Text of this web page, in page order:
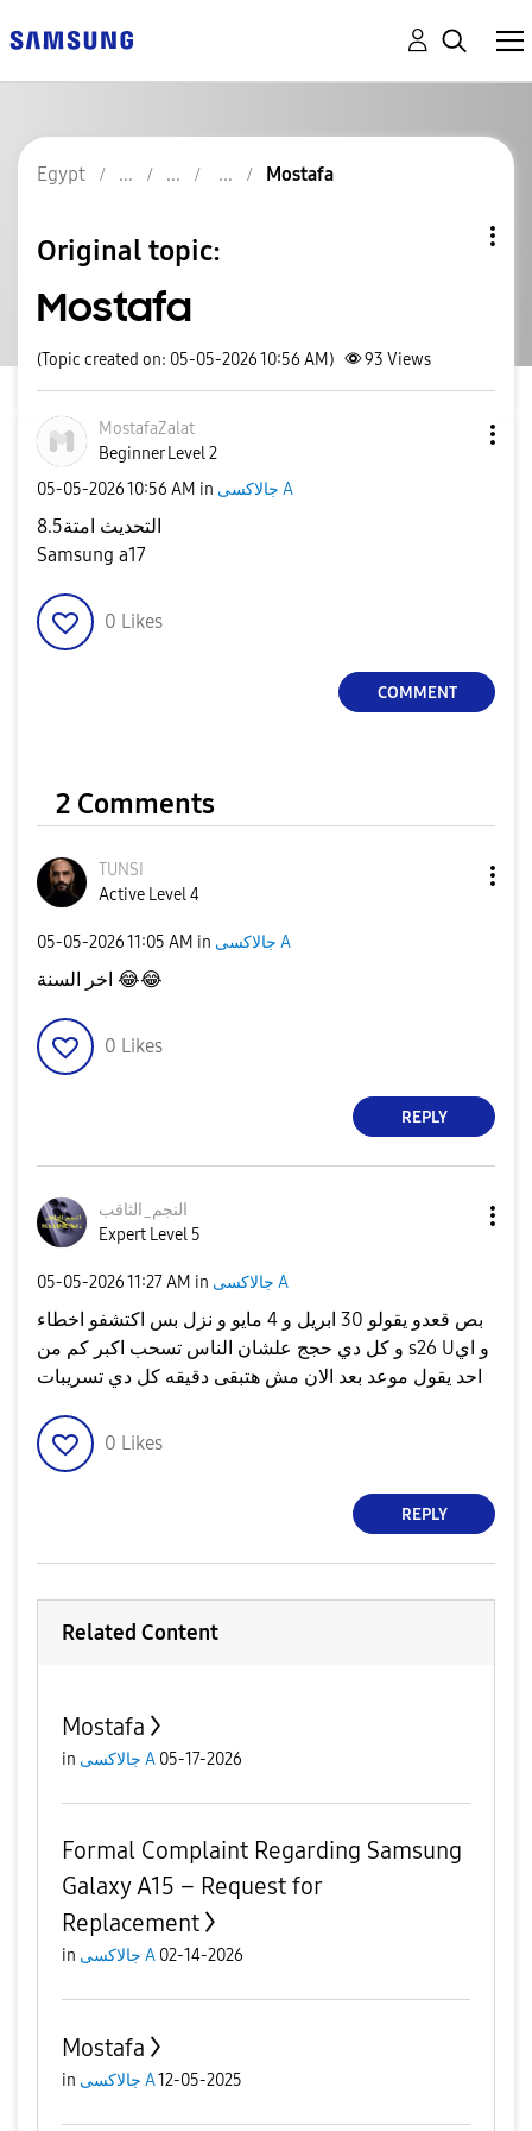
Egypt Mostafa
Original topic:
Mostafa
(Topic created on: 05-05-2026 10:56 AM) 93 Views
MostafaZalat
Beginner Level 2
‎05-05-202610:56 AM in جالاكسى A
التحديث امتة8.5
Samsung a17
0 Likes
COMMENT
2 Comments
TUNSI
Active Level 4
‎05-05-202611:05 AM in جالاكسى A
😂😂
0 Likes
REPLY
النجم_الثاقب
Expert Level 5
‎05-05-202611:27 AM in جالاكسى A
بص قعدو يقولو 30 ابريل و 4 مايو و نزل بس اكتشفو اخطاء
و كل دي حجج علشان الناس تسحب اكبر كم من s26 Uو اي
احد يقول موعد بعد الان مش هتبقى دقيقه كل دي تسريبات
0 Likes
REPLY
Related Content
Mostafa
in جالاكسى A 05-17-2026
Formal Complaint Regarding Samsung
Galaxy A15 – Request for
Replacement
in جالاكسى A 02-14-2026
Mostafa
in جالاكسى A12-05-2025